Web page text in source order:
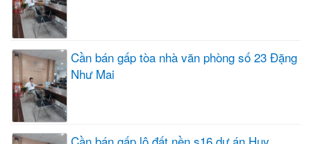
Cần bán gấp tòa nhà văn phòng số 23 Đặng
Như Mai